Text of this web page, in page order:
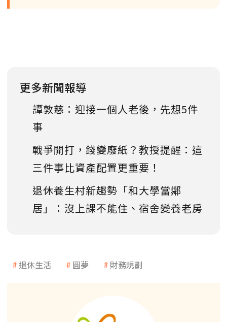
更多新聞報導
譚敦慈：迎接一個人老後，先想5件
事
戰爭開打，錢變廢紙？教授提醒：這
三件事比資產配置更重要！
退休養生村新趨勢「和大學當鄰
居」：沒上課不能住、宿舍變養老房
退休生活 圓夢 財務規劃